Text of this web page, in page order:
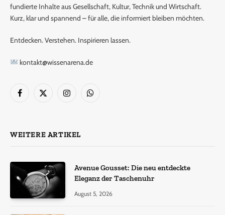
fundierte Inhalte aus Gesellschaft, Kultur, Technik und Wirtschaft.
Kurz, klar und spannend – für alle, die informiert bleiben möchten.
Entdecken. Verstehen. Inspirieren lassen.
kontakt@wissenarena.de
Facebook
X
InstagramWhatsApp
WEITERE ARTIKEL
Avenue Gousset: Die neu entdeckte
Eleganz der Taschenuhr
August 5, 2026